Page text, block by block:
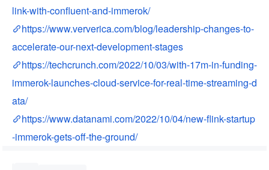
link-with-confluent-and-immerok/
https://www.ververica.com/blog/leadership-changes-to-
accelerate-our-next-development-stages
https://techcrunch.com/2022/10/03/with-17m-in-funding-
immerok-launches-cloud-service-for-real-time-streaming-d
ata/
https://www.datanami.com/2022/10/04/new-flink-startup
-immerok-gets-off-the-ground/